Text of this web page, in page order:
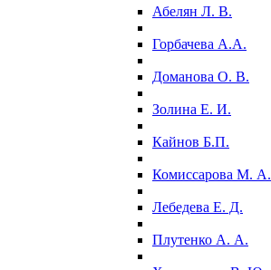
Абелян Л. В.
Горбачева А.А.
Доманова О. В.
Золина Е. И.
Кайнов Б.П.
Комиссарова М. А.
Лебедева Е. Д.
Плутенко А. А.